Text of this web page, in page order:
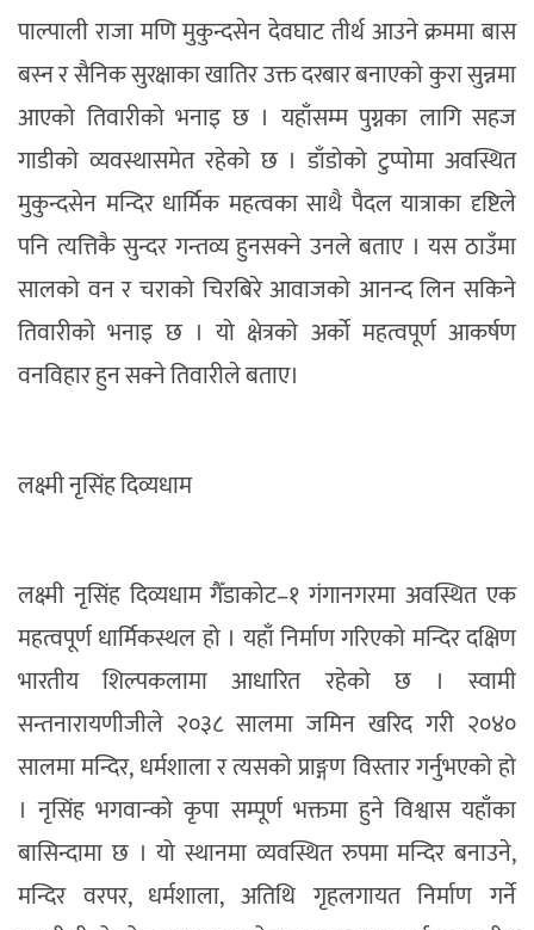
पाल्पाली राजा मणि मुकुन्दसेन देवघाट तीर्थ आउने क्रममा बास
बस्न र सैनिक सुरक्षाका खातिर उक्त दरबार बनाएको कुरा सुन्नमा
आएको तिवारीको भनाइ छ । यहाँसम्म पुग्नका लागि सहज
गाडीको व्यवस्थासमेत रहेको छ । डाँडोको टुप्पोमा अवस्थित
मुकुन्दसेन मन्दिर धार्मिक महत्वका साथै पैदल यात्राका दृष्टिले
पनि त्यत्तिकै सुन्दर गन्तव्य हुनसक्ने उनले बताए । यस ठाउँमा
सालको वन र चराको चिरबिरे आवाजको आनन्द लिन सकिने
तिवारीको भनाइ छ । यो क्षेत्रको अर्को महत्वपूर्ण आकर्षण
वनविहार हुन सक्ने तिवारीले बताए।
लक्ष्मी नृसिंह दिव्यधाम
लक्ष्मी नृसिंह दिव्यधाम गैँडाकोट–१ गंगानगरमा अवस्थित एक
महत्वपूर्ण धार्मिकस्थल हो । यहाँ निर्माण गरिएको मन्दिर दक्षिण
भारतीय शिल्पकलामा आधारित रहेको छ । स्वामी
सन्तनारायणीजीले २०३८ सालमा जमिन खरिद गरी २०४०
सालमा मन्दिर, धर्मशाला र त्यसको प्राङ्गण विस्तार गर्नुभएको हो
। नृसिंह भगवान्को कृपा सम्पूर्ण भक्तमा हुने विश्वास यहाँका
बासिन्दामा छ । यो स्थानमा व्यवस्थित रुपमा मन्दिर बनाउने,
मन्दिर वरपर, धर्मशाला, अतिथि गृहलगायत निर्माण गर्ने